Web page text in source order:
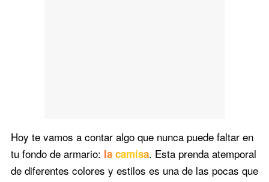
Hoy te vamos a contar algo que nunca puede faltar en
tu fondo de armario: la camisa. Esta prenda atemporal
de diferentes colores y estilos es una de las pocas que